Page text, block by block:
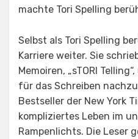
machte Tori Spelling
Selbst als Tori Spelling
Karriere weiter. Sie
Memoiren, „sTORI
für das Schreiben
Bestseller der New York
kompliziertes Leben im
Rampenlichts. Die Leser